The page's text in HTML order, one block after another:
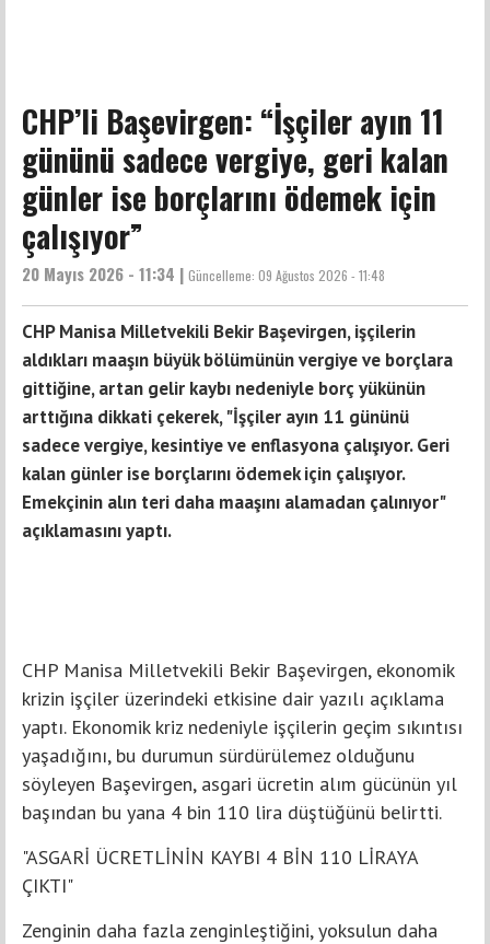
CHP’li Başevirgen: “İşçiler ayın 11
gününü sadece vergiye, geri kalan
günler ise borçlarını ödemek için
çalışıyor”
20 Mayıs 2026 - 11:34 | Güncelleme: 09 Ağustos 2026 - 11:48
CHP Manisa Milletvekili Bekir Başevirgen, işçilerin
aldıkları maaşın büyük bölümünün vergiye ve borçlara
gittiğine, artan gelir kaybı nedeniyle borç yükünün
arttığına dikkati çekerek, "İşçiler ayın 11 gününü
sadece vergiye, kesintiye ve enflasyona çalışıyor. Geri
kalan günler ise borçlarını ödemek için çalışıyor.
Emekçinin alın teri daha maaşını alamadan çalınıyor"
açıklamasını yaptı.
CHP Manisa Milletvekili Bekir Başevirgen, ekonomik
krizin işçiler üzerindeki etkisine dair yazılı açıklama
yaptı. Ekonomik kriz nedeniyle işçilerin geçim sıkıntısı
yaşadığını, bu durumun sürdürülemez olduğunu
söyleyen Başevirgen, asgari ücretin alım gücünün yıl
başından bu yana 4 bin 110 lira düştüğünü belirtti.
"ASGARİ ÜCRETLİNİN KAYBI 4 BİN 110 LİRAYA
ÇIKTI"
Zenginin daha fazla zenginleştiğini, yoksulun daha